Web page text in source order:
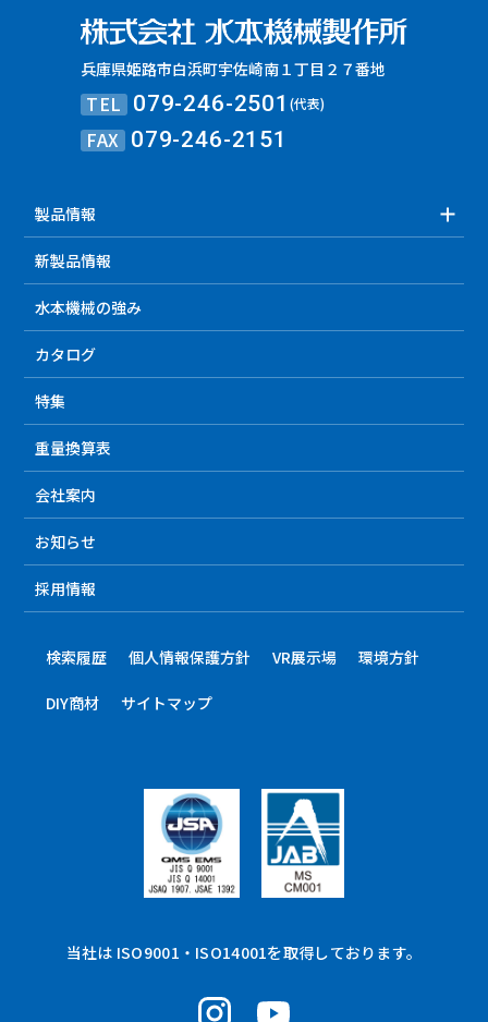
兵庫県姫路市白浜町宇佐崎南１丁目２７番地
TEL 079-246-2501(代表)
FAX 079-246-2151
製品情報
新製品情報
水本機械の強み
カタログ
特集
重量換算表
会社案内
お知らせ
採用情報
検索履歴 個人情報保護方針 VR展示場 環境方針
DIY商材 サイトマップ
当社は ISO9001・ISO14001を取得しております。